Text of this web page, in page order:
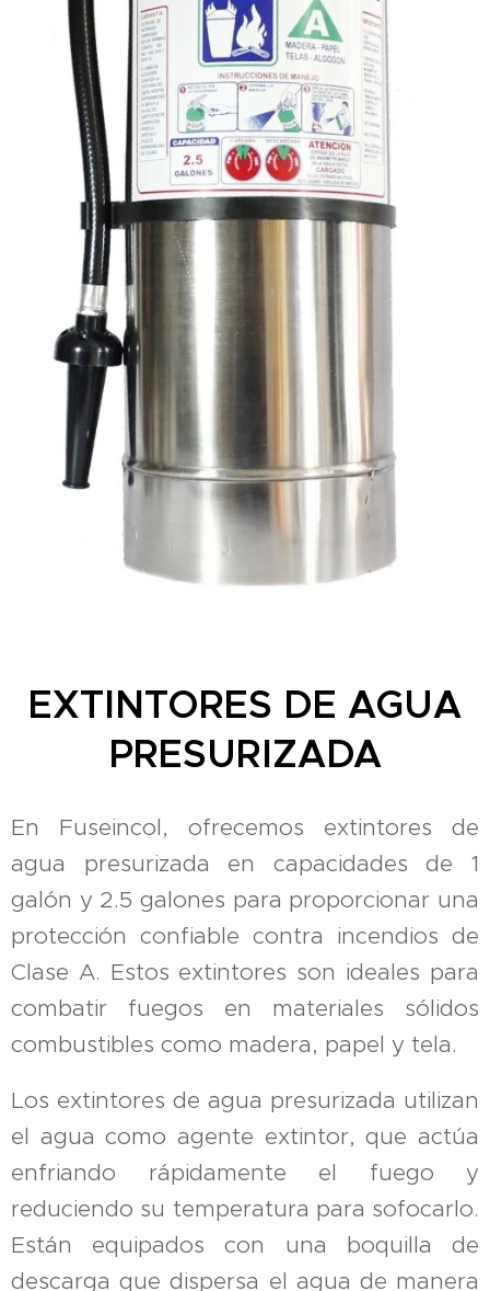
EXTINTORES DE AGUA
PRESURIZADA
En Fuseincol, ofrecemos extintores de
agua presurizada en capacidades de 1
galón y 2.5 galones para proporcionar una
protección confiable contra incendios de
Clase A. Estos extintores son ideales para
combatir fuegos en materiales sólidos
combustibles como madera, papel y tela.
Los extintores de agua presurizada utilizan
el agua como agente extintor, que actúa
enfriando rápidamente el fuego y
reduciendo su temperatura para sofocarlo.
Están equipados con una boquilla de
descarga que dispersa el agua de manera